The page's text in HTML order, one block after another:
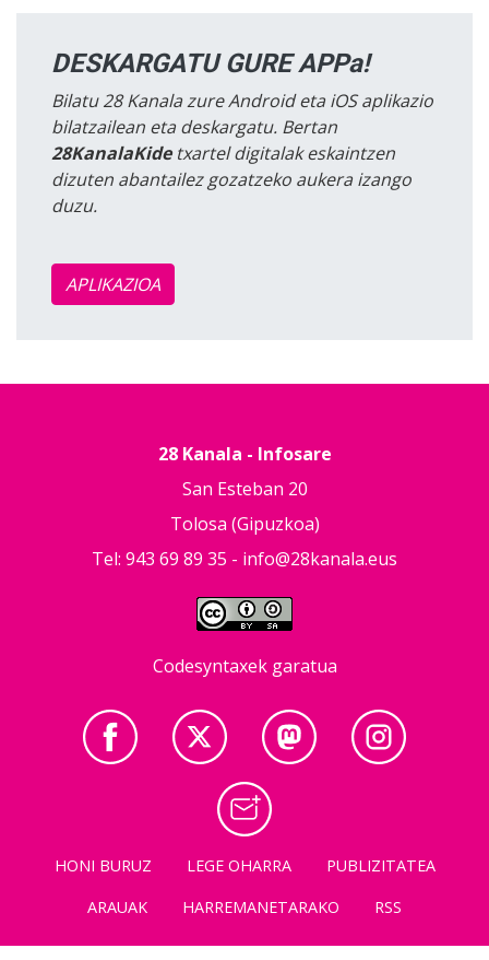
DESKARGATU GURE APPa!
Bilatu 28 Kanala zure Android eta iOS aplikazio
bilatzailean eta deskargatu. Bertan
28KanalaKidetxartel digitalak eskaintzen
dizuten abantailez gozatzeko aukera izango
duzu.
APLIKAZIOA
28 Kanala - Infosare
San Esteban 20
Tolosa (Gipuzkoa)
Tel: 943 69 89 35 - info@28kanala.eus
Codesyntaxek garatua
HONI BURUZ LEGE OHARRA
PUBLIZITATEA
ARAUAK
HARREMANETARAKO RSS